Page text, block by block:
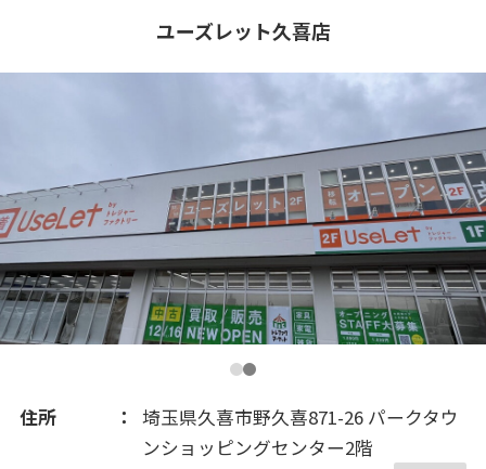
2017(225)
2015(101)
2014(43)
2013(18)
ユーズレット久喜店
住所
埼玉県久喜市野久喜871-26 パークタウ
ンショッピングセンター2階